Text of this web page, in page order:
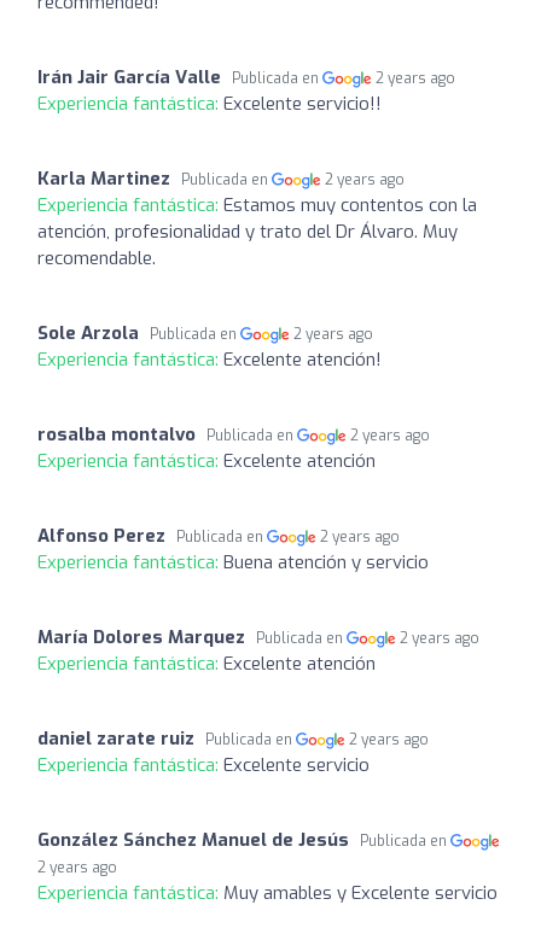
Irán Jair García Valle Publicada en 2 years ago
Experiencia fantástica: Excelente servicio!!
Karla Martinez Publicada en 2 years ago
Experiencia fantástica: Estamos muy contentos con la
atención, profesionalidad y trato del Dr Álvaro. Muy
recomendable.
Sole Arzola Publicada en 2 years ago
Experiencia fantástica: Excelente atención!
rosalba montalvo Publicada en 2 years ago
Experiencia fantástica: Excelente atención
Alfonso Perez Publicada en 2 years ago
Experiencia fantástica: Buena atención y servicio
María Dolores Marquez Publicada en 2 years ago
Experiencia fantástica: Excelente atención
daniel zarate ruiz Publicada en 2 years ago
Experiencia fantástica: Excelente servicio
González Sánchez Manuel de Jesús
Publicada en
2 years ago
Experiencia fantástica: Muy amables y Excelente servicio